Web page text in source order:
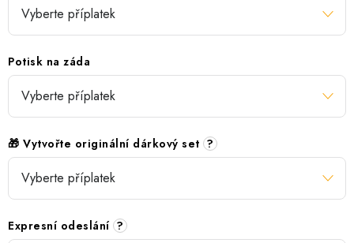
Potisk na záda
🎁 Vytvořte originální dárkový set ?
Expresní odeslání ?